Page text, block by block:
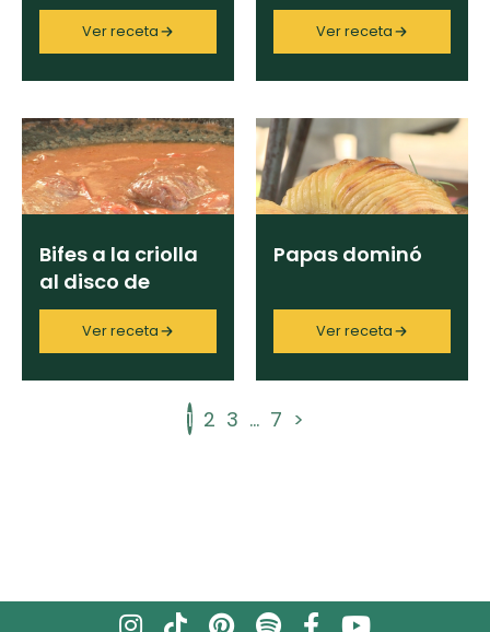
Ver receta Ver receta
Bifes a la criolla
al disco de
arado
Ver receta
Papas dominó
Ver receta
1 2 3 ... 7 >